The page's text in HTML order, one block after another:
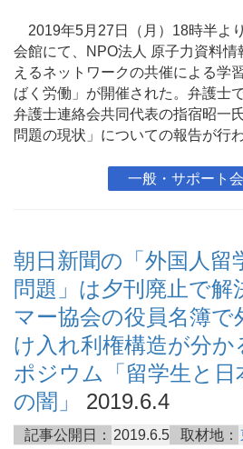
2019年5月27日（月）18時半よ
会館にて、NPO法人 原子力資料
えるネットワークの共催による学
ばく労働」が開催された。弁護士
弁護士連絡会共同代表の指宿昭一
問題の現状」についての報告が行わ
一般・サポート
朝日新聞の「外国人留
問題」は夕刊廃止で解
マー協会の役員名簿で
け入れ利権構造が分か
ポジウム「留学生と日
の闇」
2019.6.4
記事公開日： 2019.6.5 取材地：